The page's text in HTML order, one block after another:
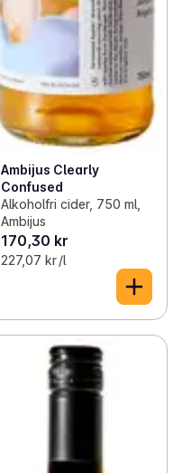
Ambijus Clearly
Confused
Alkoholfri cider, 750 ml,
Ambijus
170,30 kr
227,07 kr /l